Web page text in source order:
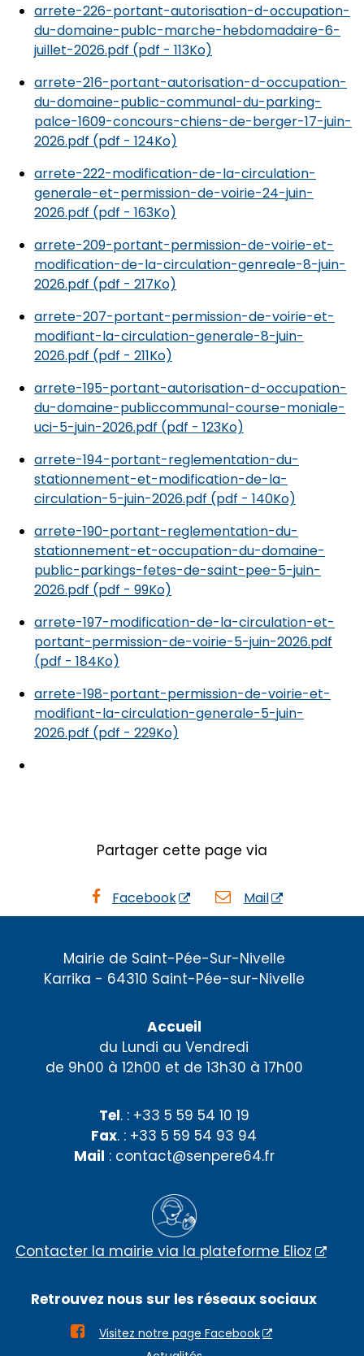
arrete-226-portant-autorisation-d-occupation-
du-domaine-publc-marche-hebdomadaire-6-
juillet-2026.pdf (pdf - 113Ko)
arrete-216-portant-autorisation-d-occupation-
du-domaine-public-communal-du-parking-
palce-1609-concours-chiens-de-berger-17-juin-
2026.pdf (pdf - 124Ko)
arrete-222-modification-de-la-circulation-
generale-et-permission-de-voirie-24-juin-
2026.pdf (pdf - 163Ko)
arrete-209-portant-permission-de-voirie-et-
modification-de-la-circulation-genreale-8-juin-
2026.pdf (pdf - 217Ko)
arrete-207-portant-permission-de-voirie-et-
modifiant-la-circulation-generale-8-juin-
2026.pdf (pdf - 211Ko)
arrete-195-portant-autorisation-d-occupation-
du-domaine-publiccommunal-course-moniale-
uci-5-juin-2026.pdf (pdf - 123Ko)
arrete-194-portant-reglementation-du-
stationnement-et-modification-de-la-
circulation-5-juin-2026.pdf (pdf - 140Ko)
arrete-190-portant-reglementation-du-
stationnement-et-occupation-du-domaine-
public-parkings-fetes-de-saint-pee-5-juin-
2026.pdf (pdf - 99Ko)
arrete-197-modification-de-la-circulation-et-
portant-permission-de-voirie-5-juin-2026.pdf
(pdf - 184Ko)
arrete-198-portant-permission-de-voirie-et-
modifiant-la-circulation-generale-5-juin-
2026.pdf (pdf - 229Ko)
Partager cette page via
Facebook Mail
Mairie de Saint-Pée-Sur-Nivelle
Karrika - 64310 Saint-Pée-sur-Nivelle
Accueil
du Lundi au Vendredi
de 9h00 à 12h00 et de 13h30 à 17h00
Tel. : +33 5 59 54 10 19
Fax. : +33 5 59 54 93 94
Mail : contact@senpere64.fr
Contacter la mairie via la plateforme Elioz
Retrouvez nous sur les réseaux sociaux

Visitez notre page Facebook